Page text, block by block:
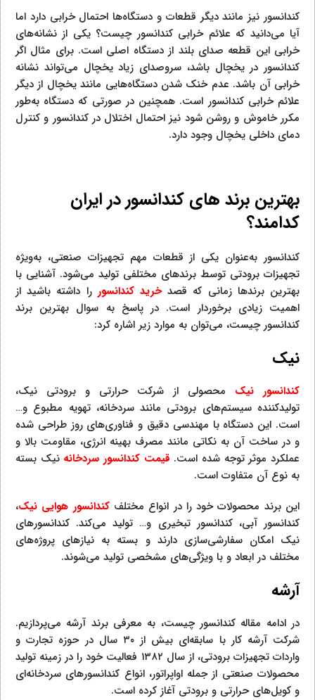
کندانسور نیز مانند دیگر قطعات و دستگاه‌ها احتمال خرابی دارد اما
آیا می‌دانید که علائم خرابی کندانسور چیست؟ یکی از نشانه‌های
خرابی این قطعه صدای بلند از دستگاه اصلی است. برای مثال اگر
کندانسور در یخچال باشد، سروصدای زیاد یخچال می‌تواند نشانه
خرابی آن باشد. عدم خنک شدن دستگاه‌هایی مانند یخچال از دیگر
علائم خرابی کندانسور است. همچنین در صورتی که دستگاه به‌طور
مکرر خاموش و روشن شود نیز احتمال اختلال در کندانسور و کنترل
دمای داخلی یخچال وجود دارد.
بهترین برند های کندانسور در ایران
کدامند؟
کندانسور به‌عنوان یکی از قطعات مهم تجهیزات صنعتی، به‌ویژه
تجهیزات برودتی توسط برندهای مختلفی تولید می‌شود. آشنایی با
بهترین برندها زمانی که قصدخرید کندانسور را داشته باشید از
اهمیت زیادی برخوردار است. در پاسخ به سوال بهترین برند
کندانسور چیست، می‌توان به موارد زیر اشاره کرد:
نیک
کندانسور نیک محصولی از شرکت حرارتی و برودتی نیک،
تولیدکننده سیستم‌های برودتی مانند سردخانه، تهویه مطبوع و…
است. این دستگاه با مهندسی دقیق و فناوری‌های روز طراحی شده
و در ساخت آن به نکاتی مانند مصرف بهینه انرژی، مقاومت بالا و
عملکرد موثر توجه شده است. قیمت کندانسور سردخانه نیک بسته
به نوع آن متفاوت است.
این برند محصولات خود را در انواع مختلفکندانسور هوایی نیک،
کندانسور آبی، کندانسور تبخیری و… تولید می‌کند. کندانسورهای
نیک امکان سفارشی‌سازی دارند و بسته به نیازهای پروژه‌های
مختلف در ابعاد و با ویژگی‌های مشخصی تولید می‌شوند.
آرشه
در ادامه مقاله کندانسور چیست، به معرفی برند آرشه می‌پردازیم.
شرکت آرشه کار با سابقه‌ای بیش از ۳۰ سال در حوزه تجارت و
واردات تجهیزات برودتی، از سال ۱۳۸۲ فعالیت خود را در زمینه تولید
محصولات صنعتی از جمله اواپراتور، انواع کندانسورهای سردخانه‌ای
و کویل‌های حرارتی و برودتی آغاز کرده است.